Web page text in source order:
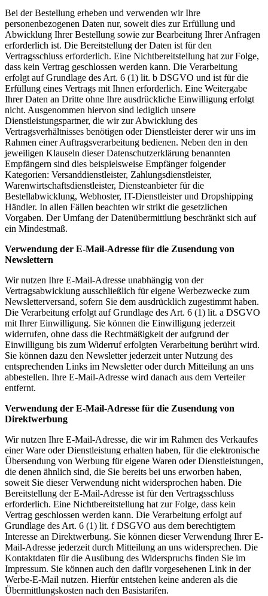
Bei der Bestellung erheben und verwenden wir Ihre
personenbezogenen Daten nur, soweit dies zur Erfüllung und
Abwicklung Ihrer Bestellung sowie zur Bearbeitung Ihrer Anfragen
erforderlich ist. Die Bereitstellung der Daten ist für den
Vertragsschluss erforderlich. Eine Nichtbereitstellung hat zur Folge,
dass kein Vertrag geschlossen werden kann. Die Verarbeitung
erfolgt auf Grundlage des Art. 6 (1) lit. b DSGVO und ist für die
Erfüllung eines Vertrags mit Ihnen erforderlich. Eine Weitergabe
Ihrer Daten an Dritte ohne Ihre ausdrückliche Einwilligung erfolgt
nicht. Ausgenommen hiervon sind lediglich unsere
Dienstleistungspartner, die wir zur Abwicklung des
Vertragsverhältnisses benötigen oder Dienstleister derer wir uns im
Rahmen einer Auftragsverarbeitung bedienen. Neben den in den
jeweiligen Klauseln dieser Datenschutzerklärung benannten
Empfängern sind dies beispielsweise Empfänger folgender
Kategorien: Versanddienstleister, Zahlungsdienstleister,
Warenwirtschaftsdienstleister, Diensteanbieter für die
Bestellabwicklung, Webhoster, IT-Dienstleister und Dropshipping
Händler. In allen Fällen beachten wir strikt die gesetzlichen
Vorgaben. Der Umfang der Datenübermittlung beschränkt sich auf
ein Mindestmaß.
Verwendung der E-Mail-Adresse für die Zusendung von
Newslettern
Wir nutzen Ihre E-Mail-Adresse unabhängig von der
Vertragsabwicklung ausschließlich für eigene Werbezwecke zum
Newsletterversand, sofern Sie dem ausdrücklich zugestimmt haben.
Die Verarbeitung erfolgt auf Grundlage des Art. 6 (1) lit. a DSGVO
mit Ihrer Einwilligung. Sie können die Einwilligung jederzeit
widerrufen, ohne dass die Rechtmäßigkeit der aufgrund der
Einwilligung bis zum Widerruf erfolgten Verarbeitung berührt wird.
Sie können dazu den Newsletter jederzeit unter Nutzung des
entsprechenden Links im Newsletter oder durch Mitteilung an uns
abbestellen. Ihre E-Mail-Adresse wird danach aus dem Verteiler
entfernt.
Verwendung der E-Mail-Adresse für die Zusendung von
Direktwerbung
Wir nutzen Ihre E-Mail-Adresse, die wir im Rahmen des Verkaufes
einer Ware oder Dienstleistung erhalten haben, für die elektronische
Übersendung von Werbung für eigene Waren oder Dienstleistungen,
die denen ähnlich sind, die Sie bereits bei uns erworben haben,
soweit Sie dieser Verwendung nicht widersprochen haben. Die
Bereitstellung der E-Mail-Adresse ist für den Vertragsschluss
erforderlich. Eine Nichtbereitstellung hat zur Folge, dass kein
Vertrag geschlossen werden kann. Die Verarbeitung erfolgt auf
Grundlage des Art. 6 (1) lit. f DSGVO aus dem berechtigtem
Interesse an Direktwerbung. Sie können dieser Verwendung Ihrer E-
Mail-Adresse jederzeit durch Mitteilung an uns widersprechen. Die
Kontaktdaten für die Ausübung des Widerspruchs finden Sie im
Impressum. Sie können auch den dafür vorgesehenen Link in der
Werbe-E-Mail nutzen. Hierfür entstehen keine anderen als die
Übermittlungskosten nach den Basistarifen.